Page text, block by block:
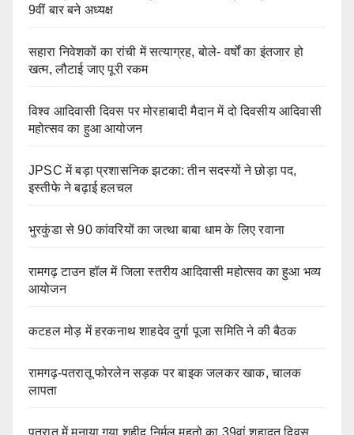
9वीं बार बने अध्यक्ष
सहारा निवेशकों का रांची में सत्याग्रह, बोले- वर्षों का इंतजार हो
खत्म, लौटाई जाए पूरी रकम
विश्व आदिवासी दिवस पर मोरहाबादी मैदान में दो दिवसीय आदिवासी
महोत्सव का हुआ आयोजन
JPSC में बड़ा प्रशासनिक झटका: तीन सदस्यों ने छोड़ा पद,
इस्तीफे ने बढ़ाई हलचल
भुरकुंडा से 90 कांवरियों का जत्था बाबा धाम के लिए रवाना
रामगढ़ टाउन हॉल में जिला स्तरीय आदिवासी महोत्सव का हुआ भव्य
आयोजन
कटहल मोड़ में हरकनाथ शाहदेव दुर्गा पूजा समिति ने की बैठक
रामगढ़-पतरातू फोरलेन सड़क पर बाइक जलकर खाक, चालक
लापता
पतरातू में मनाया गया शहीद निर्मल महतो का 39वां शहादत दिवस